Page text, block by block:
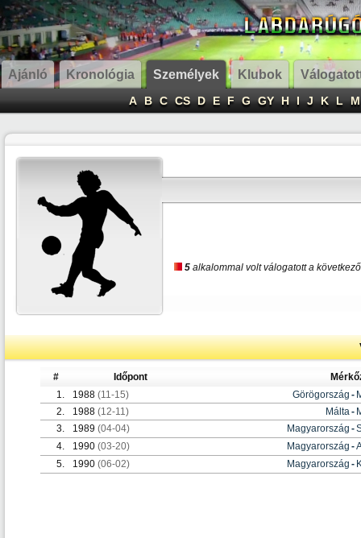
Ajánló Kronológia Személyek Klubok
A B C CS D E F G GY H I J K L M
5 alkalommal volt válogatott a
# Időpont
1.
1988 (11-15) Görögország -
2.
1988 (12-11) Málta-
3.
1989 (04-04) Magyarország -
4.
1990 (03-20) Magyarország -
5.
1990 (06-02) Magyarország -